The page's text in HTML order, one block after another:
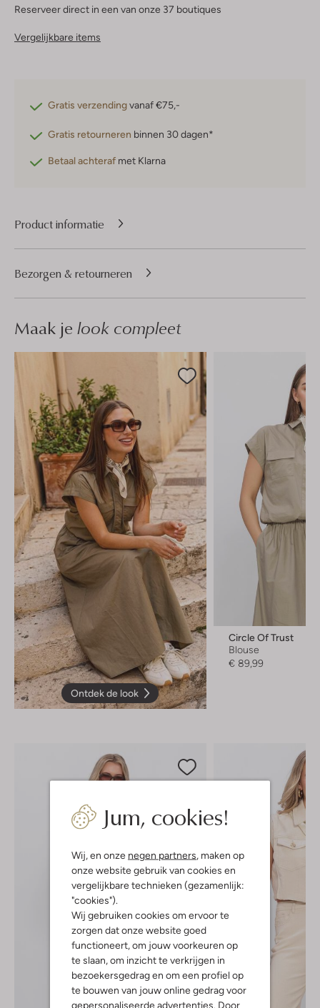
Jum, cookies!
Wij, en onze negen partners, maken op
onze website gebruik van cookies en
vergelijkbare technieken (gezamenlijk:
"cookies").
Wij gebruiken cookies om ervoor te
zorgen dat onze website goed
functioneert, om jouw voorkeuren op
te slaan, om inzicht te verkrijgen in
bezoekersgedrag en om een profiel op
te bouwen van jouw online gedrag voor
gepersonaliseerde advertenties. Door
Reserveer direct in een van onze 37 boutiques
Vergelijkbare items
Gratis verzendingvanaf €75,-
Gratis retourneren binnen 30 dagen*
Betaal achteraf met Klarna
Product informatie
Bezorgen & retourneren
Maak je look compleet
Ontdek de look
Circle Of Trust
Blouse
€ 89,99